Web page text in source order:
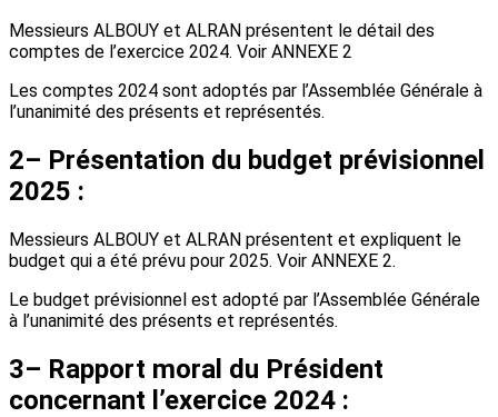
Messieurs ALBOUY et ALRAN présentent le détail des
comptes de l’exercice 2024. Voir ANNEXE 2
Les comptes 2024 sont adoptés par l’Assemblée Générale à
l’unanimité des présents et représentés.
2– Présentation du budget prévisionnel
2025 :
Messieurs ALBOUY et ALRAN présentent et expliquent le
budget qui a été prévu pour 2025. Voir ANNEXE 2.
Le budget prévisionnel est adopté par l’Assemblée Générale
à l’unanimité des présents et représentés.
3– Rapport moral du Président
concernant l’exercice 2024 :